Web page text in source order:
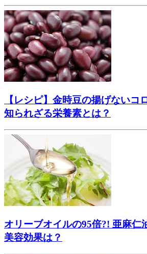
【レシピ】金時豆の揚げないコ
知られざる栄養素とは？
オリーブオイルの95倍?! 亜麻仁
美容効果は？